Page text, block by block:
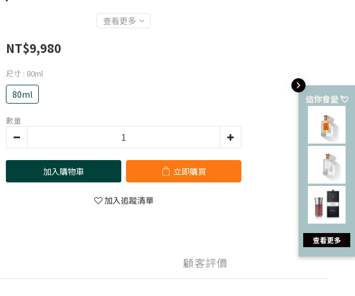
這你會愛 💘
查看更多
查看更多
NT$9,980
尺寸 : 80ml
80ml
數量
加入購物車 立即購買
加入追蹤清單
顧客評價